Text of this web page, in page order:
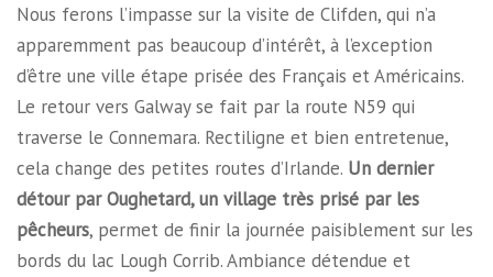
Nous ferons l’impasse sur la visite de Clifden, qui n’a
apparemment pas beaucoup d’intérêt, à l’exception
d’être une ville étape prisée des Français et Américains.
Le retour vers Galway se fait par la route N59 qui
traverse le Connemara. Rectiligne et bien entretenue,
cela change des petites routes d’Irlande. Un dernier
détour par Oughetard, un village très prisé par les
pêcheurs, permet de finir la journée paisiblement sur les
bords du lac Lough Corrib. Ambiance détendue et